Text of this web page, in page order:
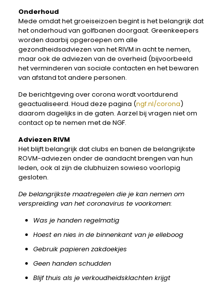
Onderhoud
Mede omdat het groeiseizoen begint is het belangrijk dat
het onderhoud van golfbanen doorgaat. Greenkeepers
worden daarbij opgeroepen om alle
gezondheidsadviezen van het RIVM in acht te nemen,
maar ook de adviezen van de overheid (bijvoorbeeld
het verminderen van sociale contacten en het bewaren
van afstand tot andere personen.
De berichtgeving over corona wordt voortdurend
geactualiseerd. Houd deze pagina (ngf.nl/corona)
daarom dagelijks in de gaten. Aarzel bij vragen niet om
contact op te nemen met de NGF.
Adviezen RIVM
Het blijft belangrijk dat clubs en banen de belangrijkste
ROVM-adviezen onder de aandacht brengen van hun
leden, ook al zijn de clubhuizen sowieso voorlopig
gesloten.
De belangrijkste maatregelen die je kan nemen om
verspreiding van het coronavirus te voorkomen:
Was je handen regelmatig
Hoest en nies in de binnenkant van je elleboog
Gebruik papieren zakdoekjes
Geen handen schudden
Blijf thuis als je verkoudheidsklachten krijgt